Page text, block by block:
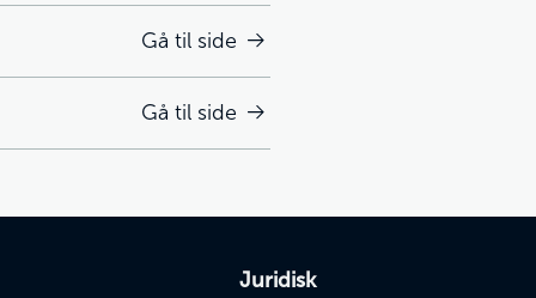
Gå til side
Gå til side
Juridisk